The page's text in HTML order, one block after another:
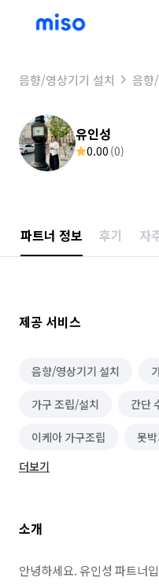
음향/영상기기 설치 음향
유인성
0.00 (0)
파트너 정보 후기 자
제공 서비스
음향/영상기기 설치
가구 조립/설치 간단
이케아 가구조립 못
열쇠/도어락 설치 수리
더보기
소개
안녕하세요. 유인성 파트너